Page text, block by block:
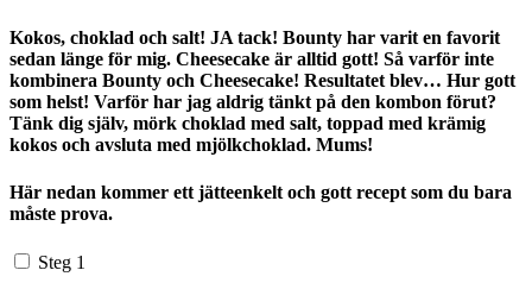
Kokos, choklad och salt! JA tack! Bounty har varit en favorit
sedan länge för mig. Cheesecake är alltid gott! Så varför inte
kombinera Bounty och Cheesecake! Resultatet blev… Hur gott
som helst! Varför har jag aldrig tänkt på den kombon förut?
Tänk dig själv, mörk choklad med salt, toppad med krämig
kokos och avsluta med mjölkchoklad. Mums!
Här nedan kommer ett jätteenkelt och gott recept som du bara
måste prova.
Steg 1